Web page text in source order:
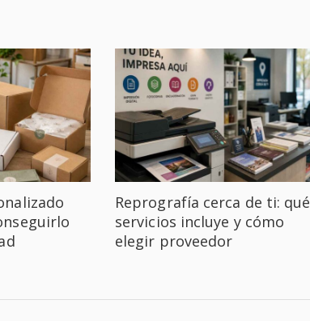
Reprografía cerca de ti: qué
servicios incluye y cómo
elegir proveedor